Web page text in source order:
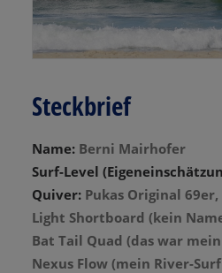
Steckbrief
Name: Berni Mairhofer
Surf-Level
Quiver: Pukas Original
Light Shortboard (kein
Bat Tail Quad (das war
Nexus Flow (mein River-